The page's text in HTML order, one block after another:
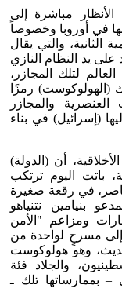
مباشرة إلى
لها في أوروبا وخصوصاً
الثانية، والتي يقال
على يد النظام النازي
لتلك المجازر،
(الهولوكوست) رمزًا
العنصرية والمجازر
(إسرائيل) في بناء
أن (الدولة)
باتت اليوم ترتكب
في رقعة صغيرة
بنيامين نتنياهو
ومزاعم "الأمن
إلى مسرحٍ لواحدة من
وهو هولوكوست
والجلاد فئة
بممارساتها تلك ـ